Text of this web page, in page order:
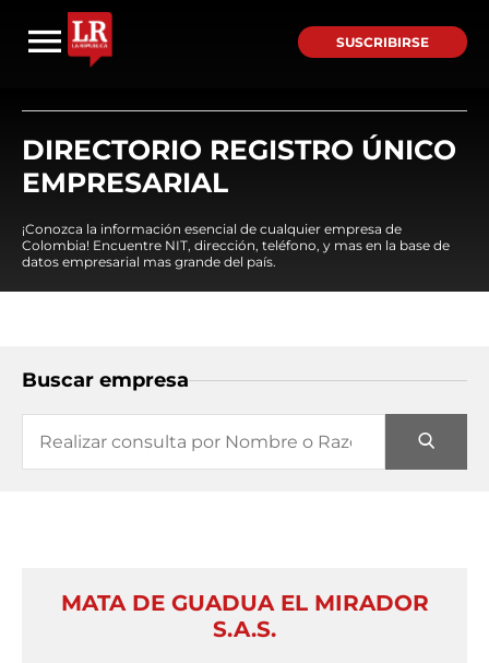
SUSCRIBIRSE
DIRECTORIO REGISTRO ÚNICO
EMPRESARIAL
¡Conozca la información esencial de cualquier empresa de
Colombia! Encuentre NIT, dirección, teléfono, y mas en la base de
datos empresarial mas grande del país.
Buscar empresa
MATA DE GUADUA EL MIRADOR
S.A.S.